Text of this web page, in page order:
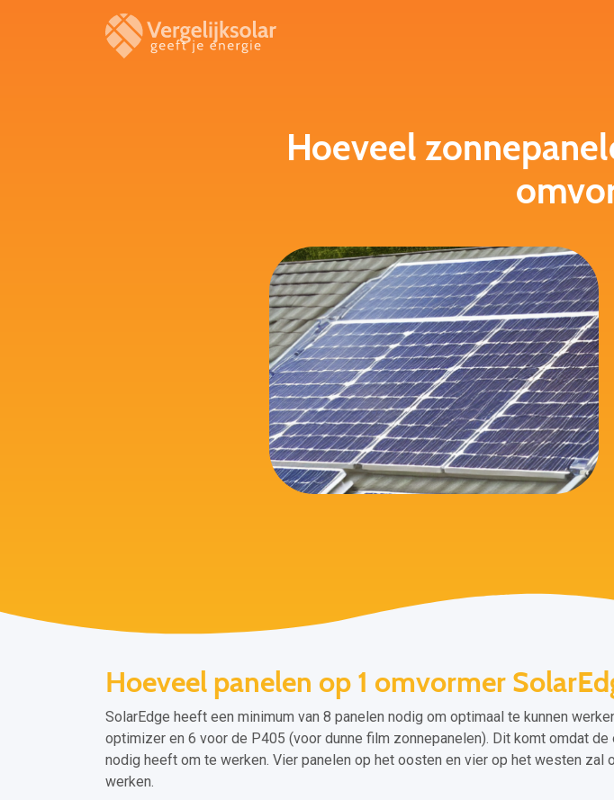
Hoeveel
Hoeveel panelen op 1 omvormer
SolarEdge heeft een minimum van 8 panelen nodig om optimaal te kunnen
optimizer en 6 voor de P405 (voor dunne film zonnepanelen). Dit komt omdat
nodig heeft om te werken. Vier panelen op het oosten en vier op het westen zal
werken.